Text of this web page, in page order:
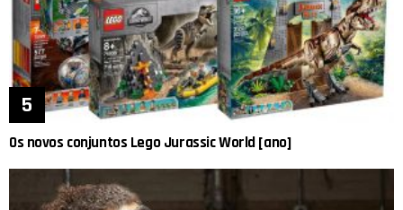
Os novos conjuntos Lego Jurassic World [ano]